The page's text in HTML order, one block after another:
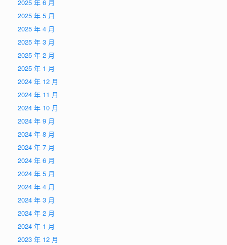
2025 年 6 月
2025 年 5 月
2025 年 4 月
2025 年 3 月
2025 年 2 月
2025 年 1 月
2024 年 12 月
2024 年 11 月
2024 年 10 月
2024 年 9 月
2024 年 8 月
2024 年 7 月
2024 年 6 月
2024 年 5 月
2024 年 4 月
2024 年 3 月
2024 年 2 月
2024 年 1 月
2023 年 12 月